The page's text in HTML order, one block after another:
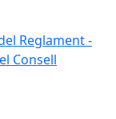
Reglament -
Consell